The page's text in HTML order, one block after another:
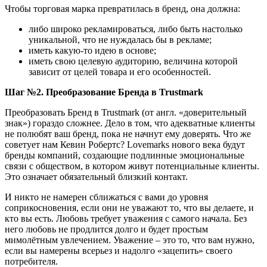
Чтобы торговая марка превратилась в бренд, она должна:
либо широко рекламироваться, либо быть настолько
уникальной, что не нуждалась бы в рекламе;
иметь какую-то идею в основе;
иметь свою целевую аудиторию, величина которой
зависит от целей товара и его особенностей.
Шаг №2. Преобразование Бренда в Trustmark
Преобразовать Бренд в Trustmark (от англ. «доверительный
знак») гораздо сложнее. Дело в том, что адекватные клиенты
не полюбят ваш бренд, пока не начнут ему доверять. Что же
советует нам Кевин Робертс? Lovemarks нового века будут
бренды компаний, создающие подлинные эмоциональные
связи с обществом, в котором живут потенциальные клиенты.
Это означает обязательный близкий контакт.
И никто не намерен сближаться с вами до уровня
соприкосновения, если они не уважают то, что вы делаете, и
кто вы есть. Любовь требует уважения с самого начала. Без
него любовь не продлится долго и будет простым
мимолётным увлечением. Уважение – это то, что вам нужно,
если вы намерены всерьез и надолго «зацепить» своего
потребителя.